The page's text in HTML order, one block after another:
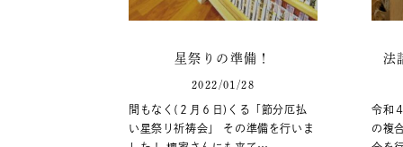
星祭りの準備！
2022/01/28
間もなく(２月６日)くる「節分厄払
い星祭り祈祷会」 その準備を行いま
法
令和
の複